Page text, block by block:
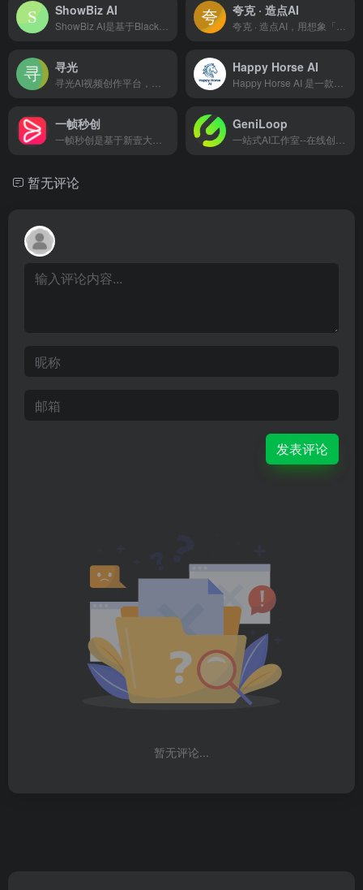
ShowBiz AI 夸克 · 造点AI
寻光 Happy Horse AI
一帧秒创 GeniLoop
暂无评论
发表评论
暂无评论...